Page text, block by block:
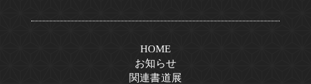
HOME
お知らせ
関連書道展